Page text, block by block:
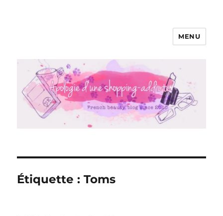
Apologie d'une Shopping-addicte
MENU
Étiquette :Toms